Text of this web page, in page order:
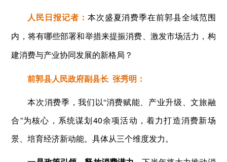
人民日报记者： 本次盛夏消费季在前郭县全域范围
内，将有哪些部署和举措来提振消费、激发市场活力，构
建消费与产业协同发展的新格局？
前郭县人民政府副县长 张秀明：
本次消费季，我们以“消费赋能、产业升级、文旅融
合”为核心，系统谋划40余项活动，着力打造消费新场
景、培育经济新动能。具体从三个维度发力。